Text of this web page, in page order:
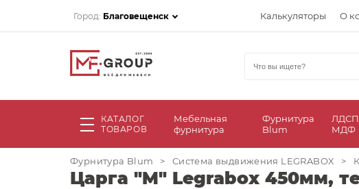
Город: Благовещенск Калькуляторы О
КАТАЛОГ
ТОВАРОВ
Мебельная
фурнитура
Фурнитура
Blum
МДФ
Фурнитура Blum > Система выдвижения LEGRABOX >
Царга "M" Legrabox 450мм,